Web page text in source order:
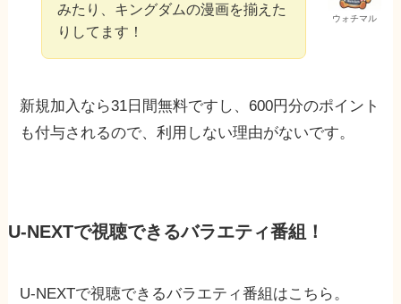
ウォチマル
みたり、キングダムの漫画を揃えた
りしてます！
新規加入なら31日間無料ですし、600円分のポイント
も付与されるので、利用しない理由がないです。
U-NEXTで視聴できるバラエティ番組！
U-NEXTで視聴できるバラエティ番組はこちら。